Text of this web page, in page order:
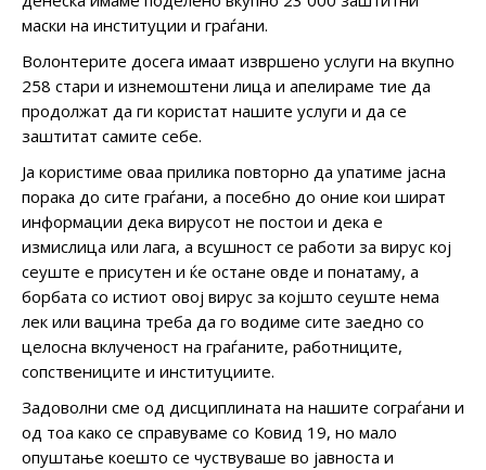
маски на институции и граѓани.
Волонтерите досега имаат извршено услуги на вкупно
258 стари и изнемоштени лица и апелираме тие да
продолжат да ги користат нашите услуги и да се
заштитат самите себе.
Ја користиме оваа прилика повторно да упатиме јасна
порака до сите граѓани, а посебно до оние кои шират
информации дека вирусот не постои и дека е
измислица или лага, а всушност се работи за вирус кој
сеуште е присутен и ќе остане овде и понатаму, а
борбата со истиот овој вирус за којшто сеуште нема
лек или вацина треба да го водиме сите заедно со
целосна вклученост на граѓаните, работниците,
сопствениците и институциите.
Задоволни сме од дисциплината на нашите сограѓани и
од тоа како се справуваме со Ковид 19, но мало
опуштање коешто се чуствуваше во јавноста и